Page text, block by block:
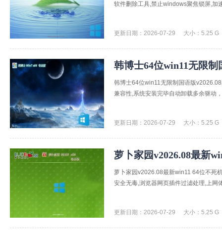
软件删除工具,禁止windows聚焦锁屏,加
更新日期：2026-07-29 大小：5.25 G
韩博士64位win11无限制
韩博士64位win11无限制国语版
兼容性,系统安装完毕自动卸载多余驱动
更新日期：2026-07-29 大小：5.25 G
萝卜家园v2026.08最新
萝卜家园v2026.08最新win11 64位不死
安全无毒,浏览器网页插件过滤处理,上网
更新日期：2026-07-29 大小：5.25 G